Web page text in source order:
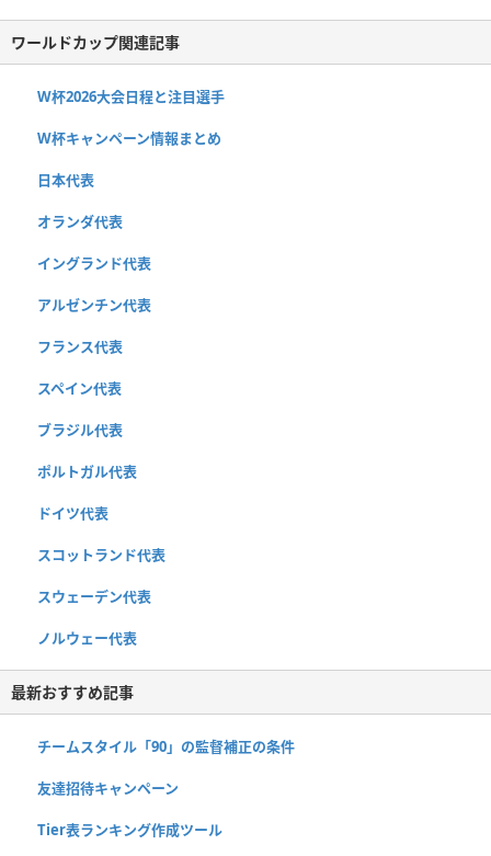
ワールドカップ関連記事
W杯2026大会日程と注目選手
W杯キャンペーン情報まとめ
日本代表
オランダ代表
イングランド代表
アルゼンチン代表
フランス代表
スペイン代表
ブラジル代表
ポルトガル代表
ドイツ代表
スコットランド代表
スウェーデン代表
ノルウェー代表
最新おすすめ記事
チームスタイル「90」の監督補正の条件
友達招待キャンペーン
Tier表ランキング作成ツール